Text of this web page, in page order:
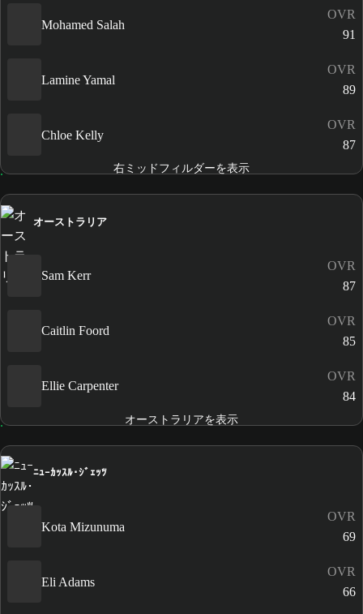
Mohamed Salah
OVR
91
Lamine Yamal
OVR
89
Chloe Kelly
OVR
87
右ミッドフィルダーを表示
オーストラリア
Sam Kerr
OVR
87
Caitlin Foord
OVR
85
Ellie Carpenter
OVR
84
オーストラリアを表示
ﾆｭｰｶｯｽﾙ･ｼﾞｪｯﾂ
Kota Mizunuma
OVR
69
Eli Adams
OVR
66